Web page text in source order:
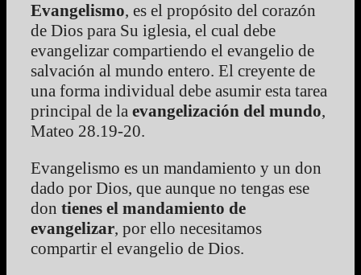
Evangelismo, es el propósito del corazón
de Dios para Su iglesia, el cual debe
evangelizar compartiendo el evangelio de
salvación al mundo entero. El creyente de
una forma individual debe asumir esta tarea
principal de la evangelización del mundo,
Mateo 28.19-20.
Evangelismo es un mandamiento y un don
dado por Dios, que aunque no tengas ese
don tienes el mandamiento de
evangelizar, por ello necesitamos
compartir el evangelio de Dios.